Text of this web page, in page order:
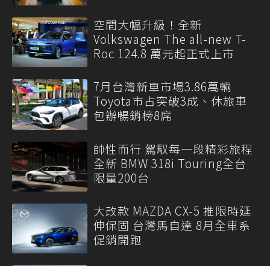
空間大幅升級！全新
Volkswagen The all-new T-
Roc 124.8 萬元起正式上市
7月台灣新車市場3.86萬輛
Toyota市占突破3成、休旅車
包辦暢銷榜8席
帥性而行 駕馭每一段精彩旅程
全新 BMW 318i Touring全台
限量200台
大改款 MAZDA CX-5 推限時延
伸保固 台灣馬自達 8月全車系
促銷開跑